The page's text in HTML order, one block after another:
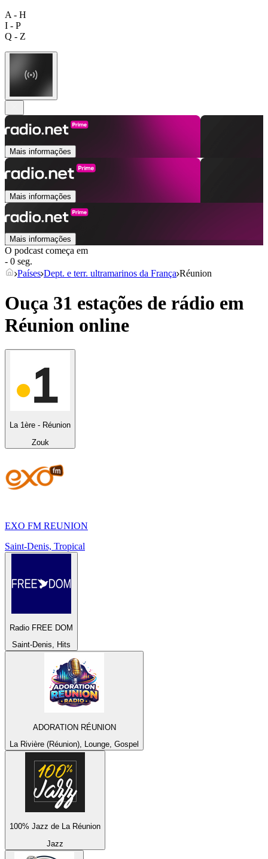
A - H
I - P
Q - Z
Mais informações
Mais informações
Mais informações
O podcast começa em
- 0 seg.
Países Dept. e terr. ultramarinos da França Réunion
Ouça 31 estações de rádio em
Réunion online
La 1ère - Réunion
Zouk
EXO FM REUNION
Saint-Denis, Tropical
Radio FREE DOM
Saint-Denis, Hits
ADORATION RÉUNION
La Rivière (Réunion), Lounge, Gospel
100% Jazz de La Réunion
Jazz